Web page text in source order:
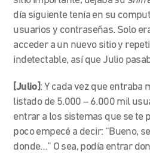
día siguiente tenía en su
usuarios y contraseñas. Solo
acceder a un nuevo sitio y
indetectable, así que Julio
[Julio]: Y cada vez que entraba
listado de 5.000 – 6.000 mil
entrar a los sistemas que se te
poco empecé a decir: “Bueno,
donde…” O sea, podía entrar